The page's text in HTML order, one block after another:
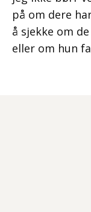
på om dere
å sjekke om
eller om hun